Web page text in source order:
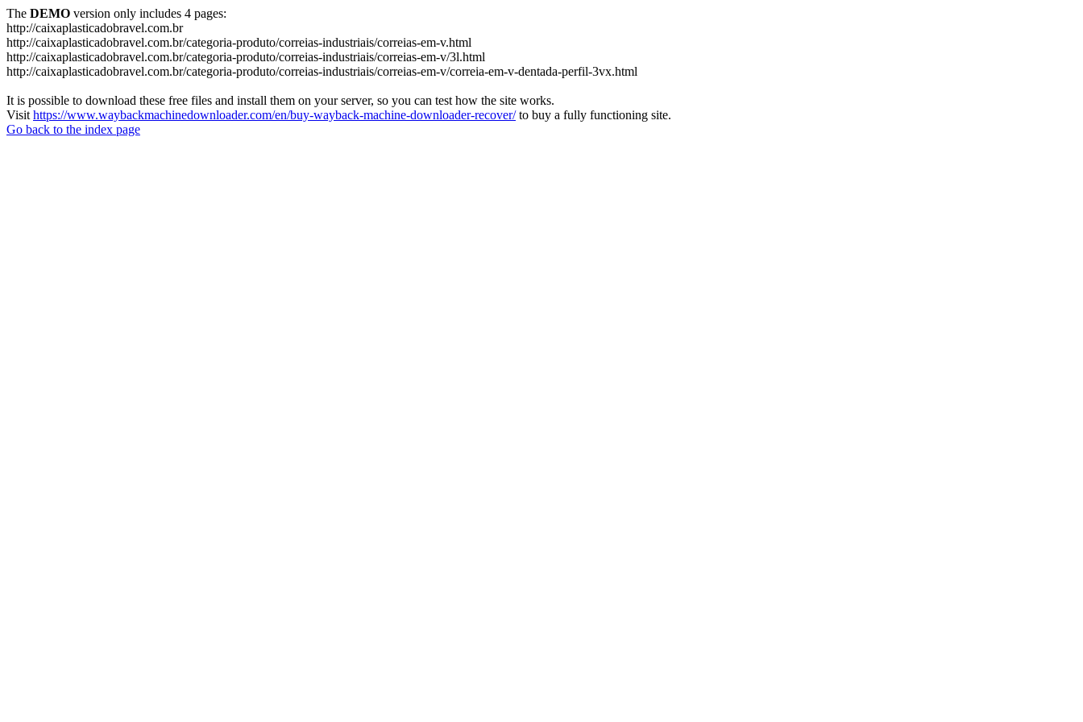
The DEMO version only includes 4 pages:
http://caixaplasticadobravel.com.br
http://caixaplasticadobravel.com.br/categoria-produto/correias-industriais/correias-em-v.html
http://caixaplasticadobravel.com.br/categoria-produto/correias-industriais/correias-em-v/3l.html
http://caixaplasticadobravel.com.br/categoria-produto/correias-industriais/correias-em-v/correia-em-v-dentada-perfil-3vx.html
It is possible to download these free files and install them on your server, so you can test how the site works.
Visit https://www.waybackmachinedownloader.com/en/buy-wayback-machine-downloader-recover/to buy a fully functioning site.
Go back to the index page